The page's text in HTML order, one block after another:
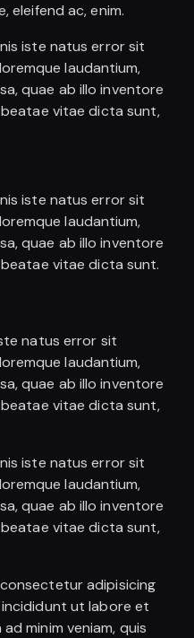
ac, enim.
iste natus error sit
laudantium,
quae ab illo inventore
vitae dicta sunt,
iste natus error sit
laudantium,
quae ab illo inventore
vitae dicta sunt.
natus error sit
laudantium,
quae ab illo inventore
vitae dicta sunt,
iste natus error sit
laudantium,
quae ab illo inventore
vitae dicta sunt,
adipisicing
ut labore et
minim veniam, quis